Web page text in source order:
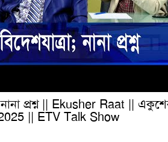
নানা প্রশ্ন || Ekusher Raat ||
|| ETV Talk Show